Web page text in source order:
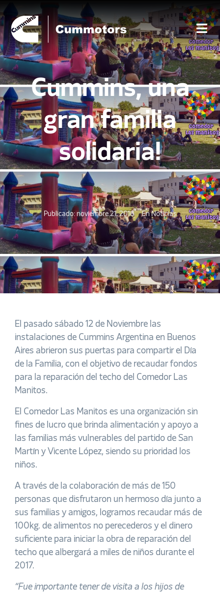
Cummins, una
gran familia
solidaria!
Publicado: noviembre 21, 2016 En Noticias
El pasado sábado 12 de Noviembre las
instalaciones de Cummins Argentina en Buenos
Aires abrieron sus puertas para compartir el Día
de la Familia, con el objetivo de recaudar fondos
para la reparación del techo del Comedor Las
Manitos.
El Comedor Las Manitos es una organización sin
fines de lucro que brinda alimentación y apoyo a
las familias más vulnerables del partido de San
Martín y Vicente López, siendo su prioridad los
niños.
A través de la colaboración de más de 150
personas que disfrutaron un hermoso día junto a
sus familias y amigos, logramos recaudar más de
100kg. de alimentos no perecederos y el dinero
suficiente para iniciar la obra de reparación del
techo que albergará a miles de niños durante el
2017.
“Fue importante tener de visita a los hijos de